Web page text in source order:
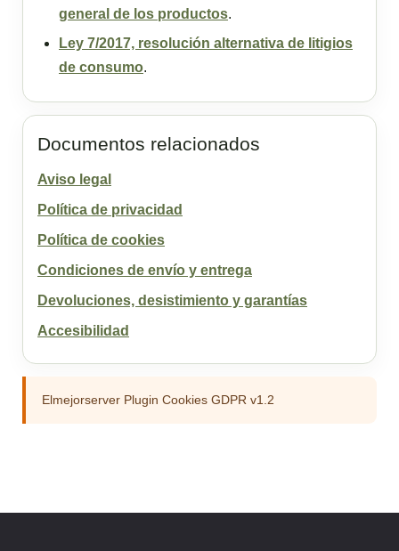
general de los productos.
Ley 7/2017, resolución alternativa de litigios
de consumo.
Documentos relacionados
Aviso legal
Política de privacidad
Política de cookies
Condiciones de envío y entrega
Devoluciones, desistimiento y garantías
Accesibilidad
Elmejorserver Plugin Cookies GDPR v1.2